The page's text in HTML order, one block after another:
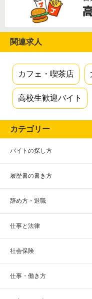
関連求人
カフェ・喫茶店
高校生歓迎バイト
カテゴリー
バイトの探し方
履歴書の書き方
辞め方・退職
仕事と法律
社会保険
仕事・働き方